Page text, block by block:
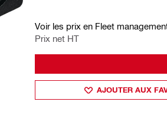
Voir les prix en Fleet
Prix net HT
AJOUTER AUX